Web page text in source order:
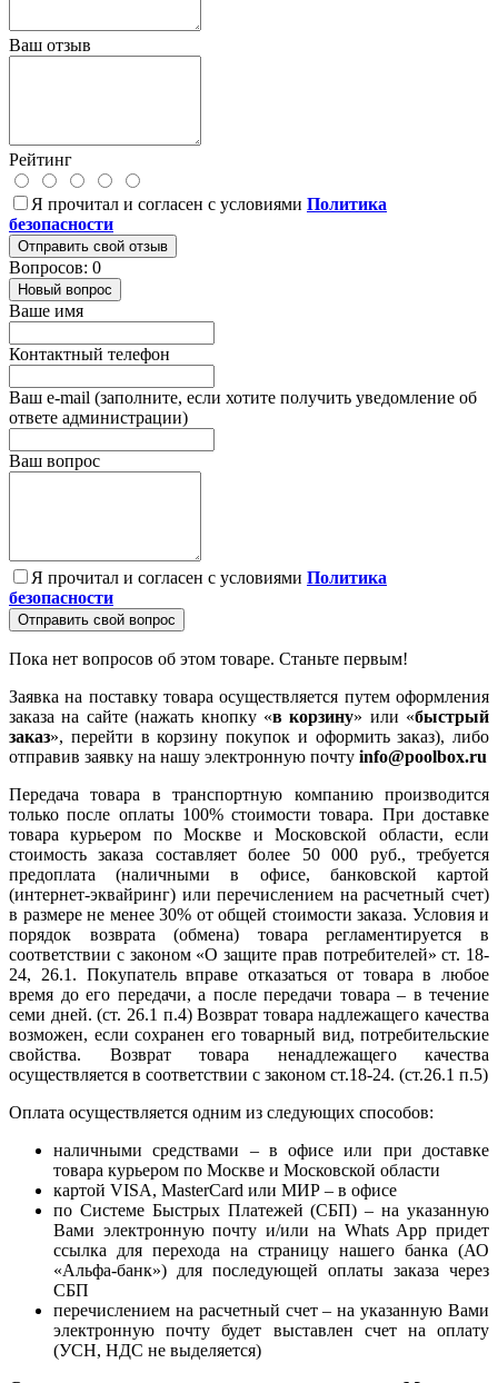
Ваш отзыв
Рейтинг
Я прочитал и согласен с условиями Политика
безопасности
Отправить свой отзыв
Вопросов: 0
Новый вопрос
Ваше имя
Контактный телефон
Ваш e-mail (заполните, если хотите получить уведомление об
ответе администрации)
Ваш вопрос
Я прочитал и согласен с условиями Политика
безопасности
Отправить свой вопрос
Пока нет вопросов об этом товаре. Станьте первым!
Заявка на поставку товара осуществляется путем оформления
заказа на сайте (нажать кнопку «в корзину» или «быстрый
заказ», перейти в корзину покупок и оформить заказ), либо
отправив заявку на нашу электронную почту info@poolbox.ru
Передача товара в транспортную компанию производится
только после оплаты 100% стоимости товара. При доставке
товара курьером по Москве и Московской области, если
стоимость заказа составляет более 50 000 руб., требуется
предоплата (наличными в офисе, банковской картой
(интернет-эквайринг) или перечислением на расчетный счет)
в размере не менее 30% от общей стоимости заказа. Условия и
порядок возврата (обмена) товара регламентируется в
соответствии с законом «О защите прав потребителей» ст. 18-
24, 26.1. Покупатель вправе отказаться от товара в любое
время до его передачи, а после передачи товара – в течение
семи дней. (ст. 26.1 п.4) Возврат товара надлежащего качества
возможен, если сохранен его товарный вид, потребительские
свойства. Возврат товара ненадлежащего качества
осуществляется в соответствии с законом ст.18-24. (ст.26.1 п.5)
Оплата осуществляется одним из следующих способов:
наличными средствами – в офисе или при доставке
товара курьером по Москве и Московской области
картой VISA, MasterCard или МИР – в офисе
по Системе Быстрых Платежей (СБП) – на указанную
Вами электронную почту и/или на Whats App придет
ссылка для перехода на страницу нашего банка (АО
«Альфа-банк») для последующей оплаты заказа через
СБП
перечислением на расчетный счет – на указанную Вами
электронную почту будет выставлен счет на оплату
(УСН, НДС не выделяется)